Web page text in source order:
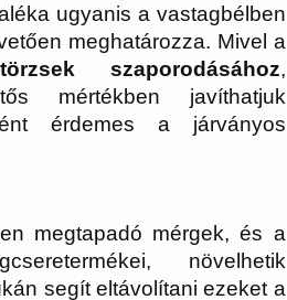
ugyanis a vastagbélben
meghatározza. Mivel a
szaporodásához,
mértékben javíthatjuk
érdemes a járványos
megtapadó mérgek, és a
növelhetik
segít eltávolítani ezeket a